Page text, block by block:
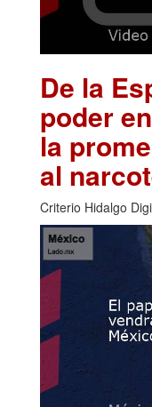
De la
poder
la
al
Criterio Hidalgo